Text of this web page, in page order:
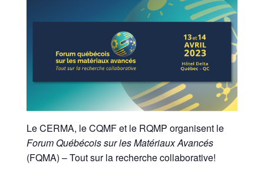
Le CERMA, le CQMF et le RQMP organisent le
Forum Québécois sur les Matériaux Avancés
(FQMA) – Tout sur la recherche collaborative!